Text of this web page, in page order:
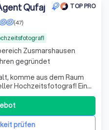
Qufaj TOP PRO
(47)
komme aus dem Raum
Hochzeitsfotograf! Eine
13 Jahren hab
mein
kein Geld
prüfen
Zusmarshausen
gegründet